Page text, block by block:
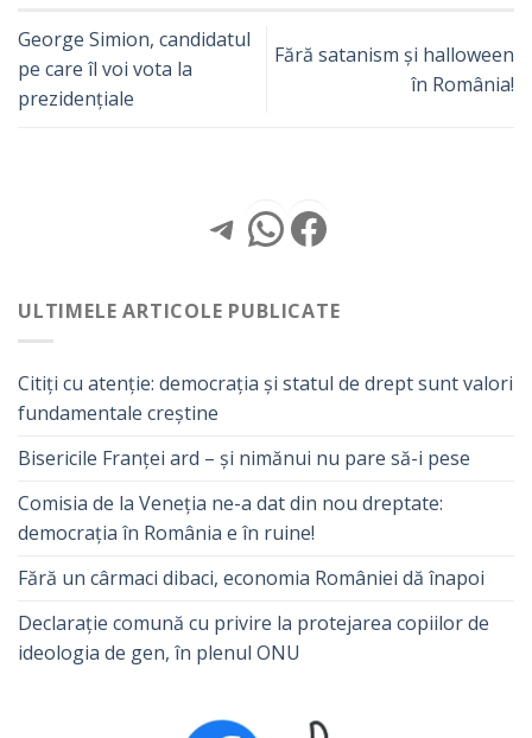
George Simion, candidatul
pe care îl voi vota la
prezidențiale
Fără satanism și halloween
în România!
Telegram
WhatsApp
ULTIMELE ARTICOLE PUBLICATE
Citiți cu atenție: democrația și statul de drept sunt valori
fundamentale creștine
Bisericile Franței ard – și nimănui nu pare să-i pese
Comisia de la Veneția ne-a dat din nou dreptate:
democrația în România e în ruine!
Fără un cârmaci dibaci, economia României dă înapoi
Declarație comună cu privire la protejarea copiilor de
ideologia de gen, în plenul ONU